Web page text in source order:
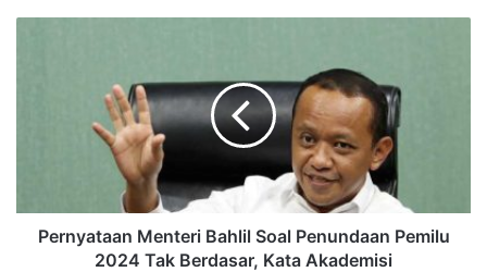
Pernyataan Menteri Bahlil Soal Penundaan Pemilu
2024 Tak Berdasar, Kata Akademisi